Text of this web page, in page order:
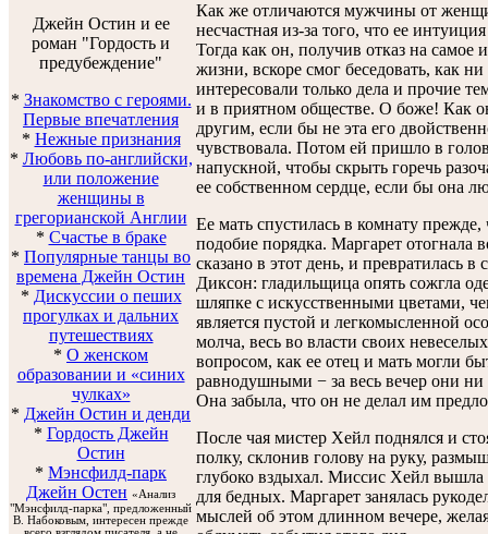
Джейн Остин и ее
роман "Гордость и
предубеждение"
* Знакомство с героями.
Первые впечатления
* Нежные признания
* Любовь по-английски,
или положение
женщины в
грегорианской Англии
* Счастье в браке
* Популярные танцы во
времена Джейн Остин
* Дискуссии о пеших
прогулках и дальних
путешествиях
* О женском
образовании и «синих
чулках»
* Джейн Остин и денди
* Гордость Джейн
Остин
* Мэнсфилд-парк
Джейн Остен «Анализ
"Мэнсфилд-парка", предложенный
В. Набоковым, интересен прежде
Как же отличаются мужчины от
несчастная из-за того, что ее
Тогда как он, получив отказ на самое
жизни, вскоре смог беседовать, как
интересовали только дела и прочие
и в приятном обществе. О боже! Как
другим, если бы не эта его
чувствовала. Потом ей пришло в
напускной, чтобы скрыть горечь
ее собственном сердце, если бы она
Ее мать спустилась в комнату
подобие порядка. Маргарет отогнала
сказано в этот день, и превратилась
Диксон: гладильщица опять сожгла
шляпке с искусственными цветами,
является пустой и легкомысленной
молча, весь во власти своих
вопросом, как ее отец и мать могли
равнодушными − за весь вечер они
Она забыла, что он не делал им
После чая мистер Хейл поднялся и
полку, склонив голову на руку,
глубоко вздыхал. Миссис Хейл
для бедных. Маргарет занялась
мыслей об этом длинном вечере,